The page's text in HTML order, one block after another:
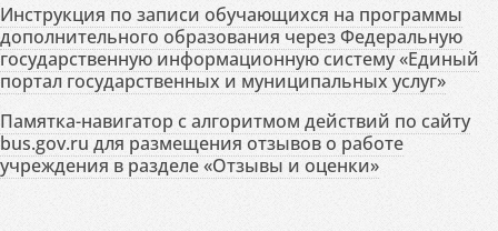
Инструкция по записи обучающихся на программы
дополнительного образования через Федеральную
государственную информационную систему «Единый
портал государственных и муниципальных услуг»
Памятка-навигатор с алгоритмом действий по сайту
bus.gov.ru для размещения отзывов о работе
учреждения в разделе «Отзывы и оценки»